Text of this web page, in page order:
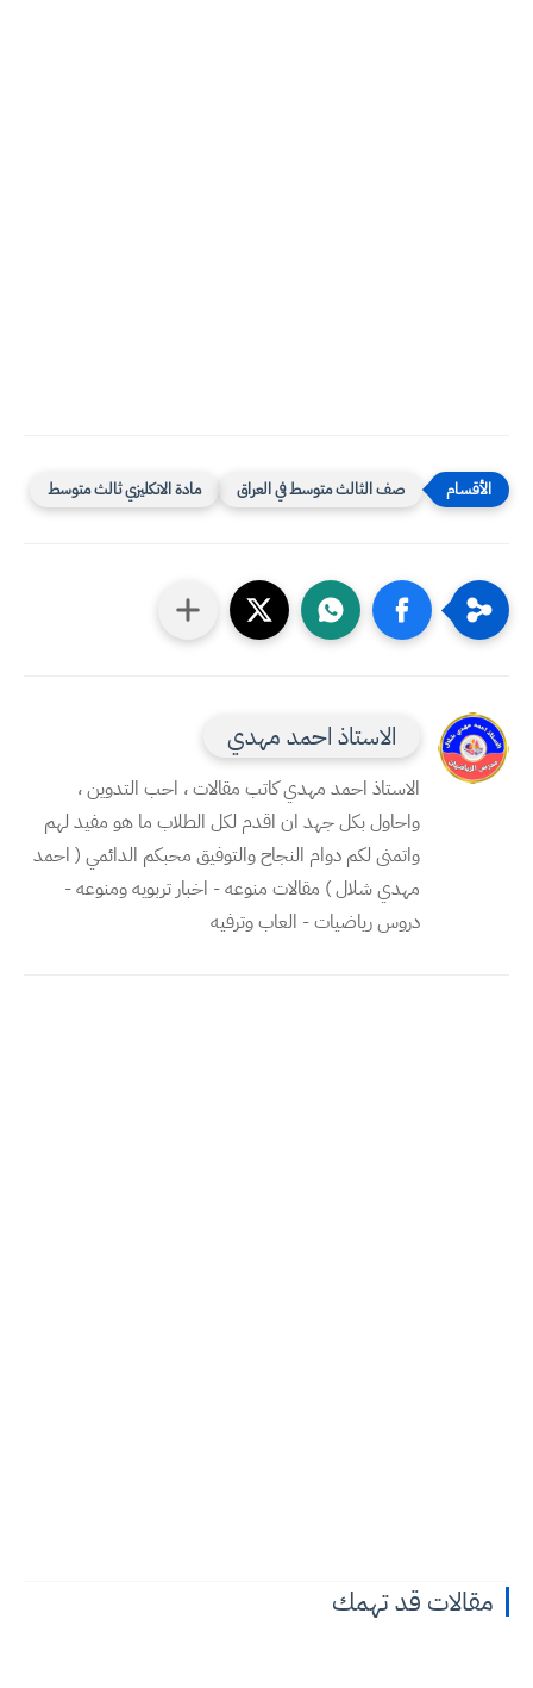
صف الثالث متوسط في العراق مادة الانكليزي ثالث متوسط
الاستاذ احمد مهدي
الاستاذ احمد مهدي كاتب مقالات ، احب التدوين ،
واحاول بكل جهد ان اقدم لكل الطلاب ما هو مفيد لهم
واتمنى لكم دوام النجاح والتوفيق محبكم الدائمي ( احمد
مهدي شلال ) مقالات منوعه - اخبار تربويه ومنوعه -
دروس رياضيات - العاب وترفيه
مقالات قد تهمك